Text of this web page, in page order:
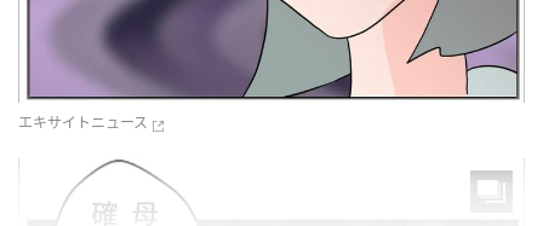
エキサイトニュース